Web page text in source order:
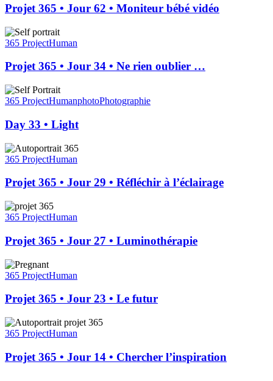
Jour
62
•
Moniteur
bébé
vidéo
Projet 365 • Jour 62 • Moniteur bébé vidéo
Projet
365
Jour
•
Ne
rien
oublier
…
365 ProjectHuman
Projet 365 • Jour 34 • Ne rien oublier …
Day
33
Light
365 ProjectHumanphotoPhotographie
Day 33 • Light
Projet
365
Jour
•
Réfléchir
à
l’éclairage
365 ProjectHuman
Projet 365 • Jour 29 • Réfléchir à l’éclairage
Projet
365
Jour
27
•
Luminothérapie
365 ProjectHuman
Projet 365 • Jour 27 • Luminothérapie
Projet
365
Jour
•
Le
futur
365 ProjectHuman
Projet 365 • Jour 23 • Le futur
Projet
365
Jour
14
365 ProjectHuman
Projet 365 • Jour 14 • Chercher l’inspiration